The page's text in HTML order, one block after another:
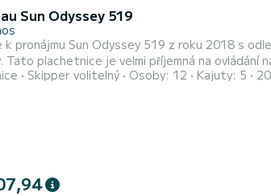
Sun Odyssey 519
k pronájmu Sun Odyssey 519 z roku 2018 s
plachetnice je velmi příjemná na ovládání na týdenní a více plavbu. Loď má 5
S celkovou délkou 16 metrů a výkonem
Skipper volitelný Osoby: 12 Kajuty: 5